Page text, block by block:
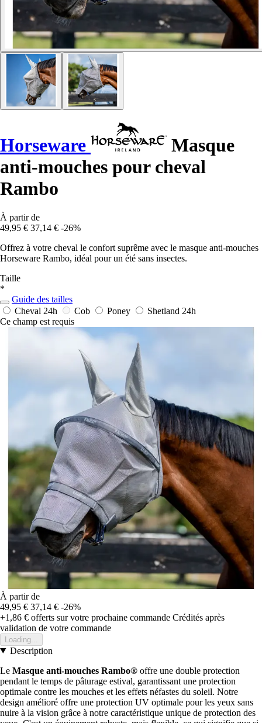
Horseware
Masque
anti-mouches pour cheval
Rambo
À partir de
49,95 € 37,14 € -26%
Offrez à votre cheval le confort suprême avec le masque anti-mouches
Horseware Rambo, idéal pour un été sans insectes.
Taille
*
Guide des tailles
Cheval 24h Cob Poney Shetland 24h
Ce champ est requis
À partir de
49,95 € 37,14 € -26%
+1,86 € offerts sur votre prochaine commande Crédités après
validation de votre commande
Loading...
Description
Le Masque anti-mouches Rambo® offre une double protection
pendant le temps de pâturage estival, garantissant une protection
optimale contre les mouches et les effets néfastes du soleil. Notre
design amélioré offre une protection UV optimale pour les yeux sans
nuire à la vision grâce à notre caractéristique unique de protection des